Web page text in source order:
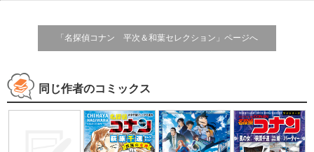
「名探偵コナン 平次＆和葉セレクション」ページへ
同じ作者のコミックス